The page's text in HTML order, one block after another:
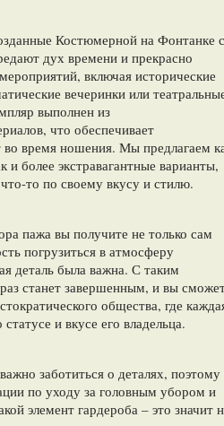
Костюмерной на Фонтанке с
дух времени и прекрасно
включая исторические
вечеринки или
выполнен из
что обеспечивает
во время ношения. Мы предлагаем
более экстравагантные варианты,
то по своему вкусу и стилю.
пажа вы получите не только сам
погрузиться в атмосферу
деталь была важна. С таким
станет завершенным, и вы
общества, где
и вкусе его владельца.
заботиться о деталях, поэтому
по уходу за головным убором и
элемент гардероба – это значит